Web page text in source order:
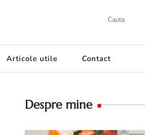
Articole utile Contact
Despre mine